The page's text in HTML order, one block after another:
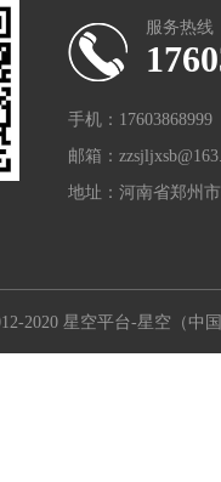
服务热线
手机：17603868999
邮箱：
地址：河南省郑州
2020 星空平台-星空（中